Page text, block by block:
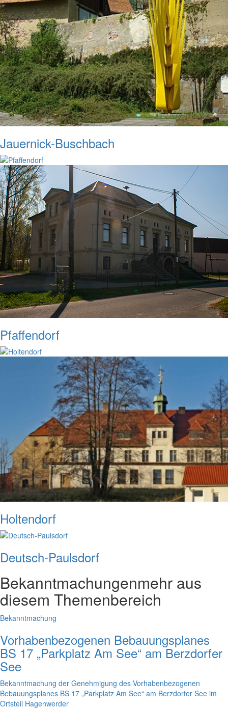
Jauernick-Buschbach
Pfaffendorf
Holtendorf
Deutsch-Paulsdorf
Bekanntmachungenmehr aus
diesem Themenbereich
Bekanntmachung
Vorhabenbezogenen Bebauungsplanes
BS 17 „Parkplatz Am See“ am Berzdorfer
See
Bekanntmachung der Genehmigung des Vorhabenbezogenen
Bebauungsplanes BS 17 „Parkplatz Am See“ am Berzdorfer See im
Ortsteil Hagenwerder